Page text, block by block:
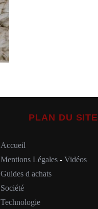
PLAN DU SITE
Accueil
Mentions Légales- Vidéos
Guides d achats
Société
Technologie